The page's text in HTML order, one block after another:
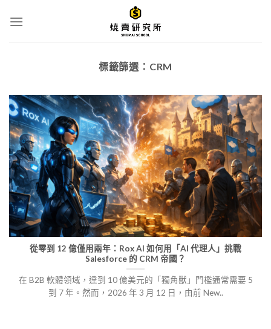
標籤篩選： CRM
從零到 12 億僅用兩年：Rox AI 如何用「AI 代理人」挑戰
Salesforce 的 CRM 帝國？
在 B2B 軟體領域，達到 10 億美元的「獨角獸」門檻通常需要 5
到 7 年。然而，2026 年 3 月 12 日，由前 New..